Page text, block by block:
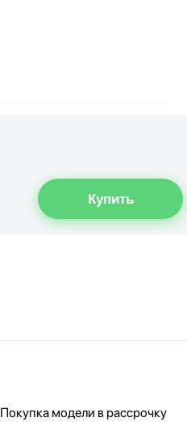
Покупка модели в рассрочку